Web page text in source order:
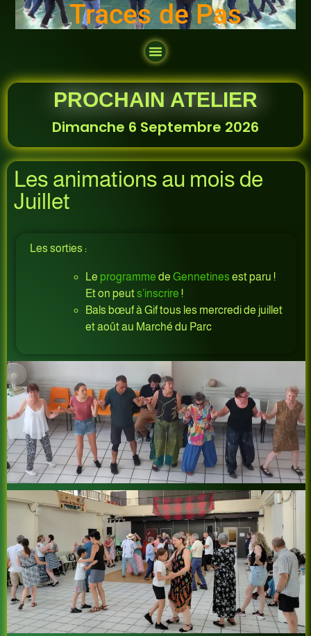
Traces de Pas
PROCHAIN ATELIER
Dimanche 6 Septembre 2026
Les animations au mois de
Juillet
Les sorties :
Le programme de Gennetinesest paru !
Et on peuts’inscrire !
Bals bœuf à Gif tous les mercredi de juillet
et août au Marché du Parc